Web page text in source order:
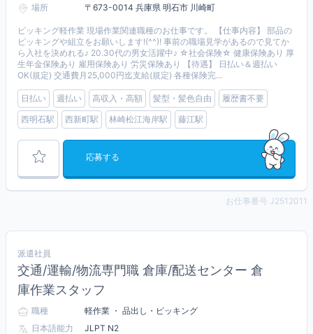
場所
〒673-0014 兵庫県 明石市 川崎町
ピッキング軽作業 現場作業関連職種のお仕事です。 【仕事内容】 部品の
ピッキングや組立をお願いします!(^^)! 事前の職場見学があるので見てか
ら入社を決めれる♪ 20.30代の男女活躍中♪ ☆社会保険☆ 健康保険あり 厚
生年金保険あり 雇用保険あり 労災保険あり 【待遇】 日払い＆週払い
OK(規定) 交通費月25,000円迄支給(規定) 各種保険完...
日払い 週払い 高収入・高額 髪型・髪色自由
履歴書不要
西明石駅
西新町駅 林崎松江海岸駅 藤江駅
応募する
お仕事番号 J2512011
派遣社員
交通/運輸/物流専門職 倉庫/配送センター 倉
庫作業スタッフ
職種
軽作業 ・ 品出し・ピッキング
日本語能力
JLPT N2